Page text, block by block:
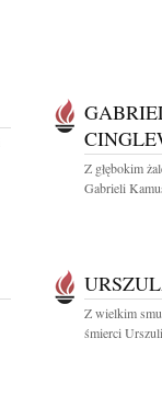
Z głębokim
Gabrieli
Z wielkim
śmierci